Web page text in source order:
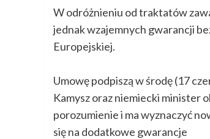
W odróżnieniu od traktatów
jednak wzajemnych gwarancji
Europejskiej.
Umowę podpiszą w środę (17
Kamysz oraz niemiecki minister
porozumienie i ma wyznaczyć
się na dodatkowe gwarancje